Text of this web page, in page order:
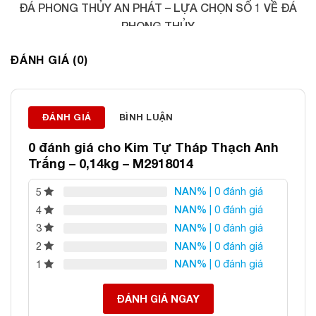
ĐÁ PHONG THỦY AN PHÁT – LỰA CHỌN SỐ 1 VỀ ĐÁ
PHONG THỦY
ĐÁNH GIÁ (0)
ĐÁNH GIÁ BÌNH LUẬN
0 đánh giá cho Kim Tự Tháp Thạch Anh
Trắng – 0,14kg – M2918014
5 NAN% | 0 đánh giá
4
NAN% | 0 đánh giá
3
NAN% | 0 đánh giá
2
NAN% | 0 đánh giá
1
NAN% | 0 đánh giá
ĐÁNH GIÁ NGAY